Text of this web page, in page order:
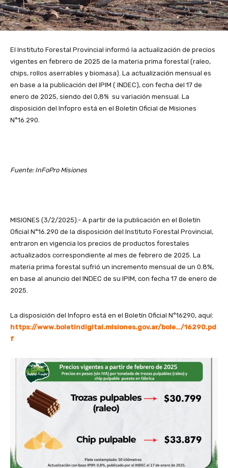
El Instituto Forestal Provincial informó la actualización de precios
vigentes en febrero de 2025 de la materia prima forestal (raleo,
chips, rollos aserrables y biomasa). La actualización mensual es
en base a la publicación del IPIM ( INDEC), con fecha del 17 de
enero de 2025, siendo del 0,8% su variación mensual. La
disposición del Infopro está en el Boletín Oficial de Misiones
N°16.290.
Fuente: InFoPro Misiones
MISIONES (3/2/2025).- A partir de la publicación en el Boletín
Oficial N°16.290 de la disposición del Instituto Forestal Provincial,
entraron en vigencia los precios de productos forestales
actualizados correspondiente al mes de febrero de 2025. La
materia prima forestal sufrió un incremento mensual de un 0.8%,
en base al anuncio del INDEC de su IPIM, con fecha 17 de enero de
2025.
La disposición del Infopro está en el Boletín Oficial N°16290, aquí:
https://www.boletindigital.misiones.gov.ar/bole…/16290.pd
f